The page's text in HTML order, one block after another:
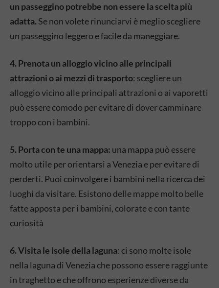
un passeggino potrebbe non essere la scelta più
adatta.Se non volete rinunciarvi è meglio scegliere
un passeggino leggero e facile da maneggiare.
4. Prenota un alloggio vicino alle principali
attrazioni o ai mezzi di trasporto: scegliere un
alloggio vicino alle principali attrazioni o ai vaporetti
può essere comodo per evitare di dover camminare
troppo con i bambini.
5. Porta con te una mappa: una mappa può essere
molto utile per orientarsi a Venezia e per evitare di
perderti. Puoi coinvolgere i bambini nella ricerca dei
luoghi da visitare. Esistono delle mappe molto belle
fatte apposta per i bambini, colorate e con tante
curiosità
6. Visita le isole della laguna: ci sono molte isole
nella laguna di Venezia che possono essere raggiunte
in traghetto e che offrono esperienze diverse da